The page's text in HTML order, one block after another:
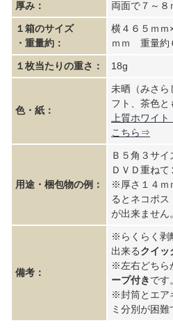
厚み： 両面で７～８
１箱のサイズ
・重量約：
横４６５ｍｍ
ｍｍ 重量約
１枚当たりの重さ： 18g
色・紙：
未晒（みさ
フト、茶色と
上質ホワイ
こちら⇒
用途・梱包物の例：
Ｂ５角３サ
ＤＶＤ重ねて
※厚さ１４ｍ
るとネコポス
が出来ません。
備考：
※らくらく剥
出来るクイッ
※左右どちら
ープ付きです。
※封筒とエア
ミ分別が困難